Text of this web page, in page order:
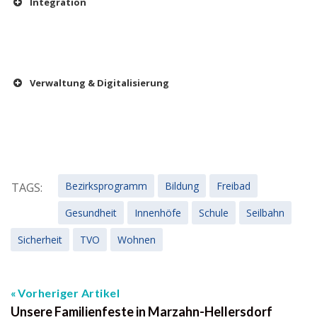
Verwaltung & Digitalisierung
TAGS: Bezirksprogramm Bildung
Freibad
Gesundheit
Innenhöfe Schule
Seilbahn
Sicherheit
TVO Wohnen
Vorheriger Artikel
Unsere Familienfeste in Marzahn-Hellersdorf